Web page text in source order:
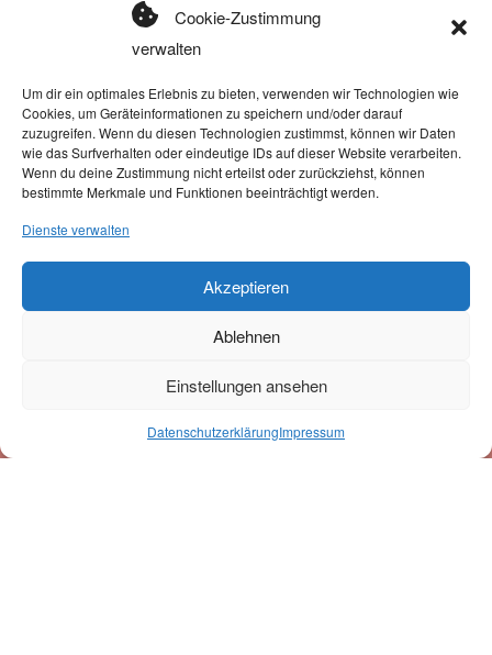
Cookie-Zustimmung
verwalten
Um dir ein optimales Erlebnis zu bieten, verwenden wir Technologien wie
Cookies, um Geräteinformationen zu speichern und/oder darauf
zuzugreifen. Wenn du diesen Technologien zustimmst, können wir Daten
wie das Surfverhalten oder eindeutige IDs auf dieser Website verarbeiten.
Wenn du deine Zustimmung nicht erteilst oder zurückziehst, können
bestimmte Merkmale und Funktionen beeinträchtigt werden.
Dienste verwalten
Akzeptieren
Ablehnen
Einstellungen ansehen
DatenschutzerklärungImpressum
Zahlungsmöglichkeiten:
Versand erfolgt mit unserem Partner:
Newsletter-Anmeldung
nach: